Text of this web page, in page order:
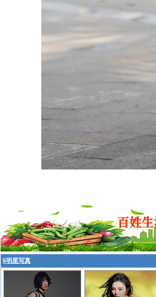
§明星写真